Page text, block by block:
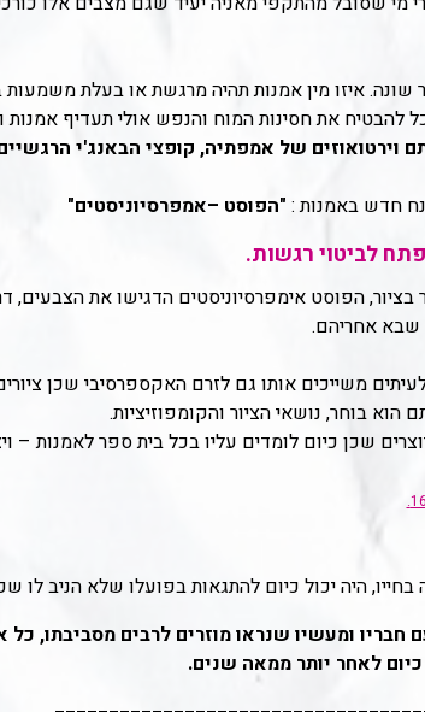
שונה. איזו מין אמנות תהיה מרגשת או בעלת משמעות
להבטיח את חסינות המוח והנפש אולי תעדיף אמנות
וירטואוזים של אמפתיה, קופצי הבאנג'י
"הפוסט –אמפרסיוניסטים"
לביטוי רגשות.
הפוסט אימפרסיוניסטים הדגישו את הצבעים,
שבא אחריהם.
משייכים אותו גם לזרם האקספרסיבי שכן
בוחר, נושאי הציור והקומפוזיציות.
שכן כיום לומדים עליו בכל בית ספר לאמנות –
היה יכול כיום להתגאות בפועלו שלא הניב לו
חבריו ומעשיו שנראו מוזרים לרבים מסביבתו,
לאחר יותר ממאה שנים.